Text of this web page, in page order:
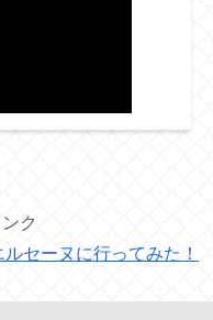
ク
セーヌに行ってみた！